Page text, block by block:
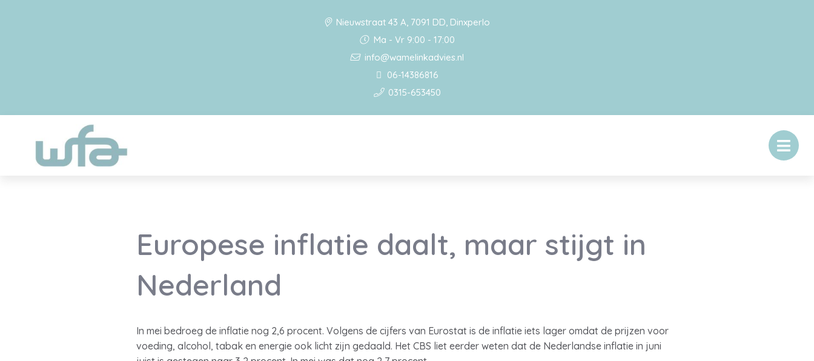
Nieuwstraat 43 A, 7091 DD, Dinxperlo
Ma - Vr 9:00 - 17:00
info@wamelinkadvies.nl
06-14386816
0315-653450
Europese inflatie daalt, maar stijgt in
Nederland
In mei bedroeg de inflatie nog 2,6 procent. Volgens de cijfers van Eurostat is de inflatie iets lager omdat de prijzen voor
voeding, alcohol, tabak en energie ook licht zijn gedaald. Het CBS liet eerder weten dat de Nederlandse inflatie in juni